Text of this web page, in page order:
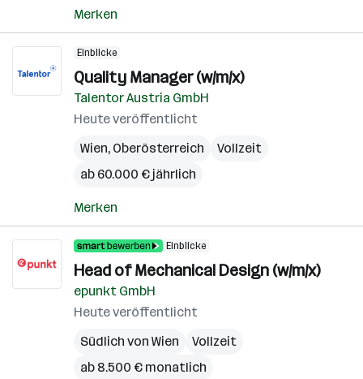
Merken
Einblicke
Quality Manager (w/m/x)
Talentor Austria GmbH
Heute veröffentlicht
Wien, Oberösterreich
Vollzeit
ab 60.000 € jährlich
Merken
Einblicke
Head of Mechanical Design (w/m/x)
epunkt GmbH
Heute veröffentlicht
Südlich von Wien
Vollzeit
ab 8.500 € monatlich